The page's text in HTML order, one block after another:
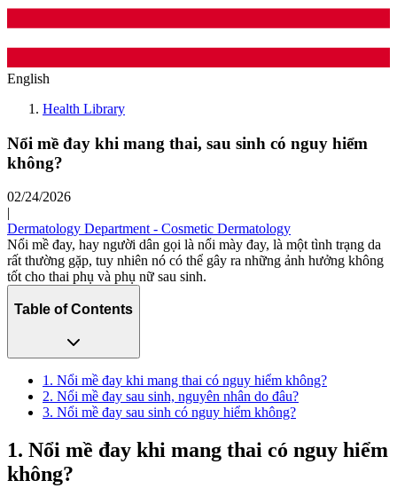
English
Health Library
Nổi mề đay khi mang thai, sau sinh có nguy hiểm
không?
02/24/2026
|
Dermatology Department - Cosmetic Dermatology
Nổi mề đay, hay người dân gọi là nổi mày đay, là một tình trạng da
rất thường gặp, tuy nhiên nó có thể gây ra những ảnh hưởng không
tốt cho thai phụ và phụ nữ sau sinh.
Table of Contents
1. Nổi mề đay khi mang thai có nguy hiểm không?
2. Nổi mề đay sau sinh, nguyên nhân do đâu?
3. Nổi mề đay sau sinh có nguy hiểm không?
1. Nổi mề đay khi mang thai có nguy hiểm
không?